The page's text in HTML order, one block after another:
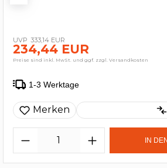
333,14 EUR
234,44 EUR
Preise sind inkl. MwSt. und ggf. zzgl. Versandkosten
1-3 Werktage
Merken
IN